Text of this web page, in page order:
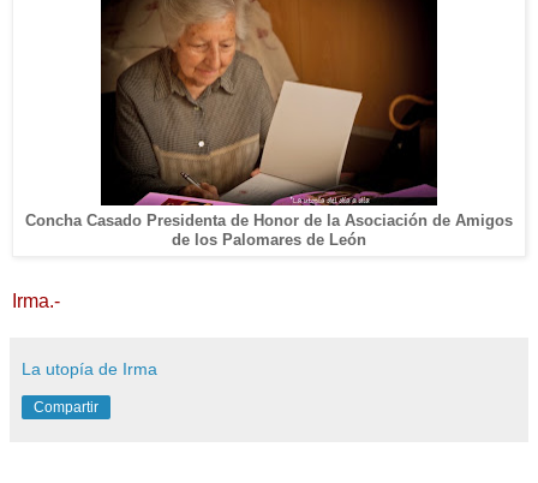
Concha Casado Presidenta de Honor de la Asociación de Amigos
de los Palomares de León
Irma.-
La utopía de Irma
Compartir